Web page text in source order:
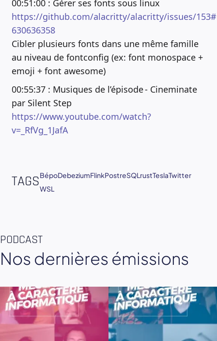
00:51:00 : Gérer ses fonts sous linux
https://github.com/alacritty/alacritty/issues/
630636358
Cibler plusieurs fonts dans une même famille
au niveau de fontconfig (ex: font monospace +
emoji + font awesome)
00:55:37 : Musiques de l’épisode - Cineminate
par Silent Step
https://www.youtube.com/watch?
v=_RfVg_1JafA
TAGSBépoDebeziumFlinkPostreSQLrustTeslaTwitter
WSL
PODCAST
Nos dernières émissions